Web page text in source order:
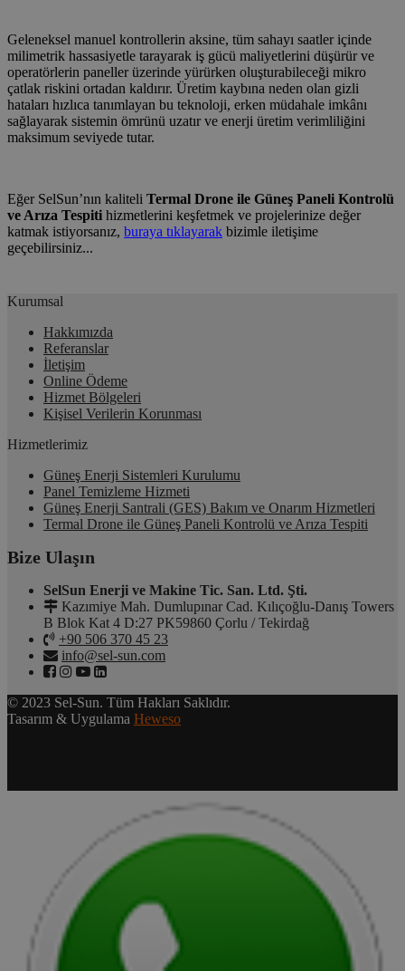
Geleneksel manuel kontrollerin aksine, tüm sahayı saatler içinde
milimetrik hassasiyetle tarayarak iş gücü maliyetlerini düşürür ve
operatörlerin paneller üzerinde yürürken oluşturabileceği mikro
çatlak riskini ortadan kaldırır. Üretim kaybına neden olan gizli
hataları hızlıca tanımlayan bu teknoloji, erken müdahale imkânı
sağlayarak sistemin ömrünü uzatır ve enerji üretim verimliliğini
maksimum seviyede tutar.
Eğer SelSun’nın kaliteli Termal Drone ile Güneş Paneli Kontrolü
ve Arıza Tespiti hizmetlerini keşfetmek ve projelerinize değer
katmak istiyorsanız, buraya tıklayarak bizimle iletişime
geçebilirsiniz...
Kurumsal
Hakkımızda
Referanslar
İletişim
Online Ödeme
Hizmet Bölgeleri
Kişisel Verilerin Korunması
Hizmetlerimiz
Güneş Enerji Sistemleri Kurulumu
Panel Temizleme Hizmeti
Güneş Enerji Santrali (GES) Bakım ve Onarım Hizmetleri
Termal Drone ile Güneş Paneli Kontrolü ve Arıza Tespiti
Bize Ulaşın
SelSun Enerji ve Makine Tic. San. Ltd. Şti.
Kazımiye Mah. Dumlupınar Cad. Kılıçoğlu-Danış Towers
B Blok Kat 4 D:27 PK59860 Çorlu / Tekirdağ
+90 506 370 45 23
info@sel-sun.com
© 2023 Sel-Sun. Tüm Hakları Saklıdır.
Tasarım & Uygulama Heweso